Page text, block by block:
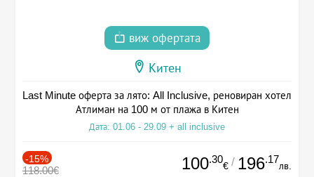
виж офертата
Китен
Last Minute оферта за лято: All Inclusive, реновиран хотел
Атлиман на 100 м от плажа в Китен
Дата: 01.06 - 29.09 + all inclusive
-15%
118.00€ 100.30
€ / 196.17
лв.